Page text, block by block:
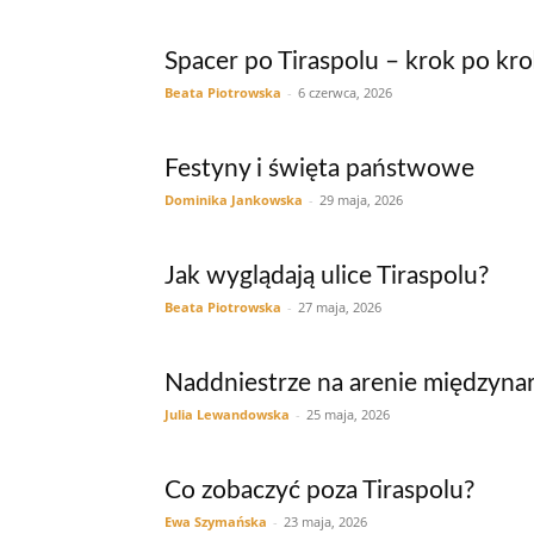
Spacer po Tiraspolu – krok po
Beata Piotrowska - 6 czerwca, 2026
Festyny i święta państwowe
Dominika Jankowska - 29 maja, 2026
Jak wyglądają ulice Tiraspolu?
Beata Piotrowska - 27 maja, 2026
Naddniestrze na arenie
Julia Lewandowska - 25 maja, 2026
Co zobaczyć poza Tiraspolu?
Ewa Szymańska - 23 maja, 2026